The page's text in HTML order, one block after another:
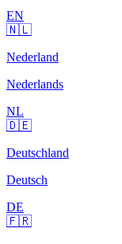
EN
🇳🇱
Nederland
Nederlands
NL
🇩🇪
Deutschland
Deutsch
DE
🇫🇷